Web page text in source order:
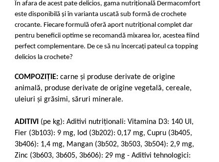
În afara de acest pate delicios, gama nutrițională Dermacomfort
este disponibilă și în varianta uscată sub formă de crochete
crocante. Fiecare formulă oferă aport nutrițional complet dar
pentru beneficii optime se recomandă mixarea lor, acestea fiind
perfect complementare. De ce să nu încercați pateul ca topping
delicios la crochete?
COMPOZIŢIE: carne şi produse derivate de origine
animală, produse derivate de origine vegetală, cereale,
uleiuri şi grăsimi, săruri minerale.
ADITIVI (pe kg): Aditivi nutriţionali: Vitamina D3: 140 UI,
Fier (3b103): 9 mg, Iod (3b202): 0,17 mg, Cupru (3b405,
3b406): 1,4 mg, Mangan (3b502, 3b503, 3b504): 2,9 mg,
Zinc (3b603, 3b605, 3b606): 29 mg - Aditivi tehnologici: